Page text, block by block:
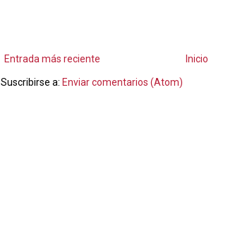
Entrada más reciente Inicio
Suscribirse a: Enviar comentarios (Atom)